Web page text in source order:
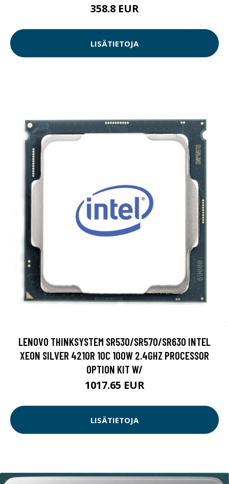
358.8 EUR
LISÄTIETOJA
LENOVO THINKSYSTEM SR530/SR570/SR630 INTEL
XEON SILVER 4210R 10C 100W 2.4GHZ PROCESSOR
OPTION KIT W/
1017.65 EUR
LISÄTIETOJA